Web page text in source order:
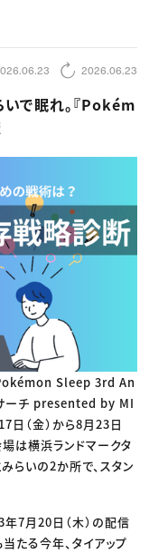
ディア
2026.06.23
で眠れ。『Pokém
Sleep 3rd An
ーチ presented by MI
（金）から8月23日
場は横浜ランドマークタ
らいの2か所で、スタン
7月20日（木）の配信
たる今年、タイアップ